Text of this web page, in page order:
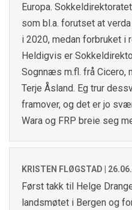
Europa.
som bl.a. forutset at
i 2020, medan forbruket i
Heldigvis er
Sognnæs m.fl. frå Cicero,
Terje Åsland. Eg trur
framover, og det er jo
Wara og FRP breie seg
KRISTEN FLØGSTAD |
Først takk til Helge
landsmøtet i Bergen og